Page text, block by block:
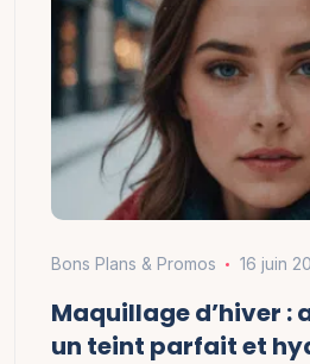
Bons Plans & Promos 16 juin
Maquillage d’hiver :
un teint parfait et